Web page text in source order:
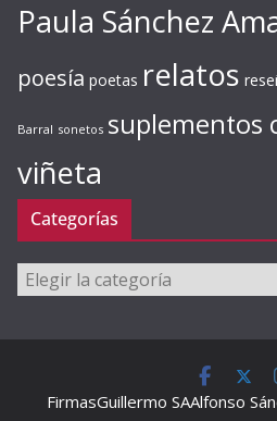
Paula Sánchez
poesía poetas relatos
Barral sonetos suplementos
viñeta
Categorías
Categorías
FirmasGuillermo SAAlfonso